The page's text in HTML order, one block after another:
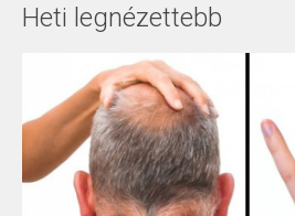
Heti legnézettebb